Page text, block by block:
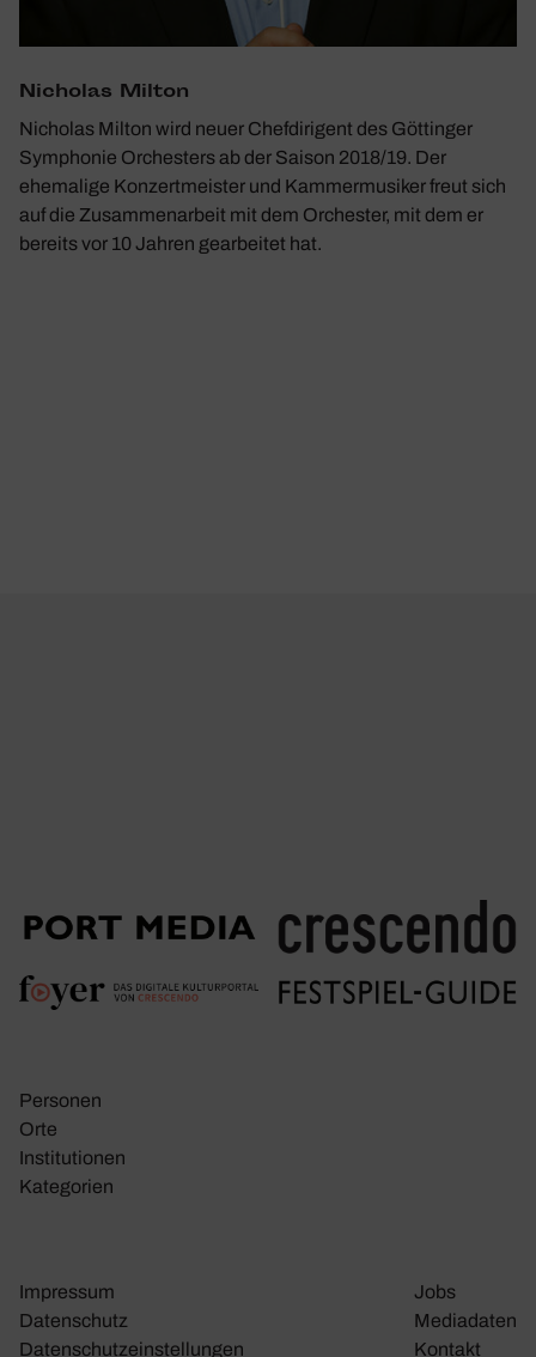
Nicholas Milton
Nicholas Milton wird neuer Chefdirigent des Göttinger
Symphonie Orchesters ab der Saison 2018/19. Der
ehemalige Konzertmeister und Kammermusiker freut sich
auf die Zusammenarbeit mit dem Orchester, mit dem er
bereits vor 10 Jahren gearbeitet hat.
Personen
Orte
Insti­tu­tionen
Kate­go­rien
Impressum
Daten­schutz
Daten­schutz­ein­stel­lungen
Jobs
Media­daten
Kontakt